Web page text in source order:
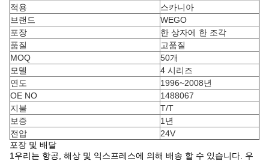
적용
스카니아
브랜드
WEGO
포장
한 상자에 한 조각
품질
고품질
MOQ
50개
모델
4 시리즈
연도
1996~2008년
OE NO
1488067
지불
T/T
보증
1년
전압
24V
포장 및 배달
1우리는 항공, 해상 및 익스프레스에 의해 배송 할 수 있습니다. 우